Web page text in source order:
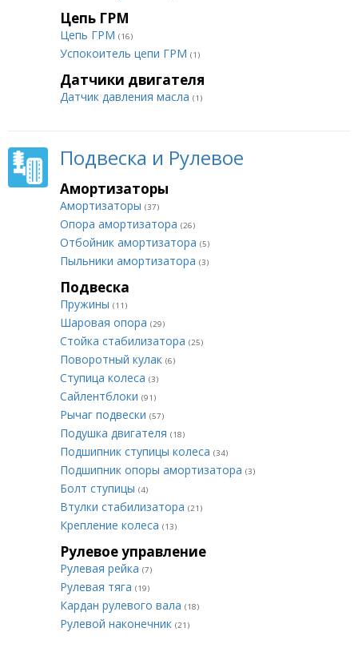
Цепь ГРМ
Цепь ГРМ (16)
Успокоитель цепи ГРМ (1)
Датчики двигателя
Датчик давления масла (1)
Подвеска и Рулевое
Амортизаторы
Амортизаторы (37)
Опора амортизатора (26)
Отбойник амортизатора (5)
Пыльники амортизатора (3)
Подвеска
Пружины (11)
Шаровая опора (29)
Стойка стабилизатора (25)
Поворотный кулак (6)
Ступица колеса (3)
Сайлентблоки (91)
Рычаг подвески (57)
Подушка двигателя (18)
Подшипник ступицы колеса (34)
Подшипник опоры амортизатора (3)
Болт ступицы (4)
Втулки стабилизатора (21)
Крепление колеса (13)
Рулевое управление
Рулевая рейка (7)
Рулевая тяга (19)
Кардан рулевого вала (18)
Рулевой наконечник (21)